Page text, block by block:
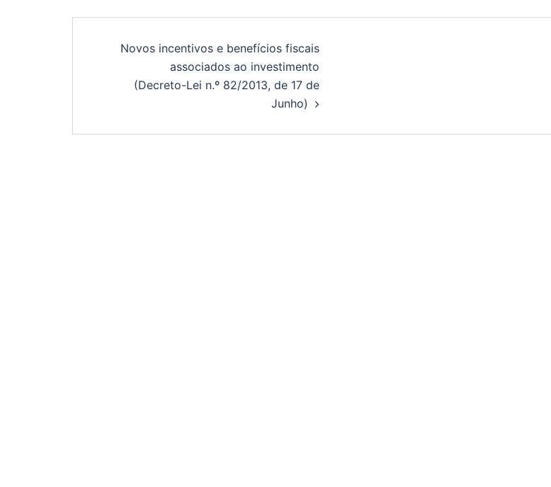
artigos
Novos incentivos e benefícios fiscais
associados ao investimento
(Decreto-Lei n.º 82/2013, de 17 de
Junho)